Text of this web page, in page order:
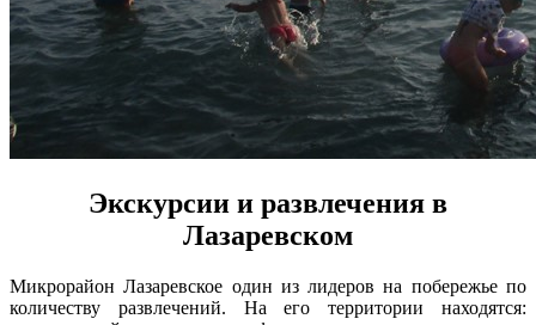
Экскурсии и развлечения в
Лазаревском
Микрорайон Лазаревское один из лидеров на побережье по
количеству развлечений. На его территории находятся: